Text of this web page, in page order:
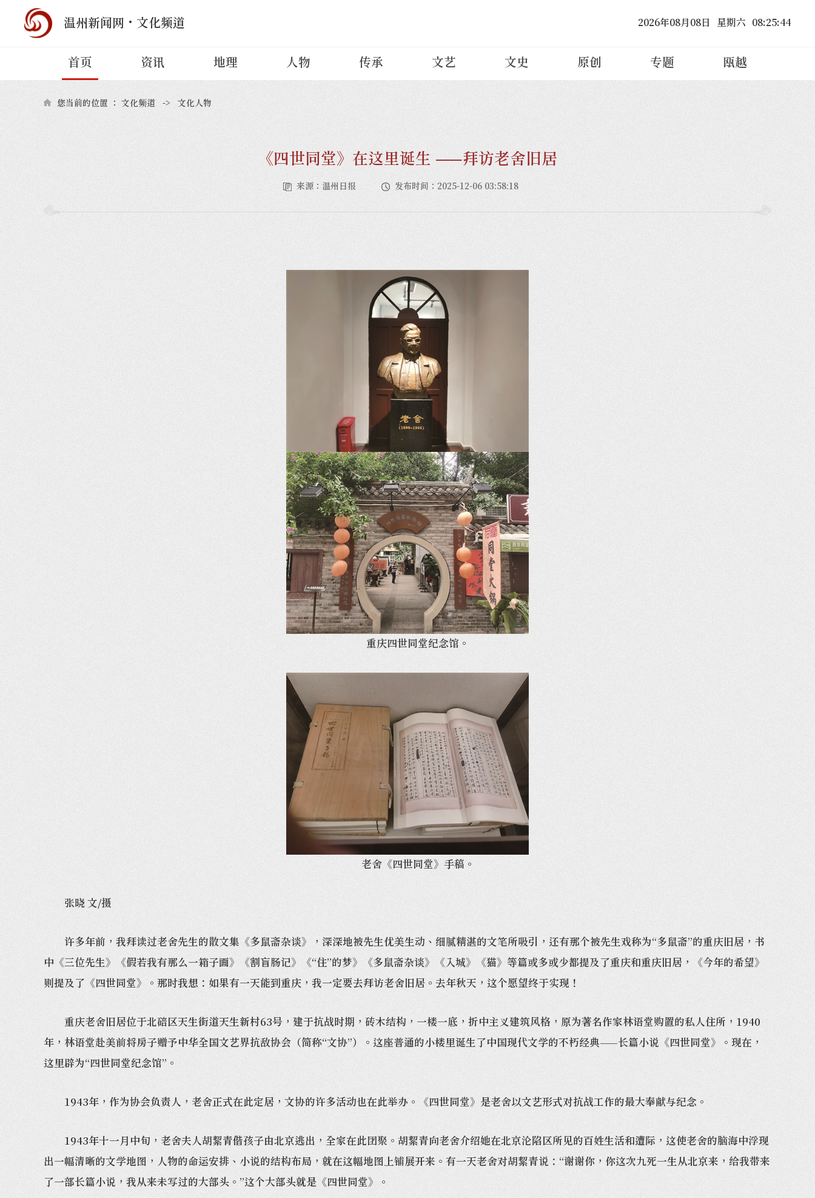
温州新闻网 · 文化频道 2026年08月 08日 星期六 08:25:45
首页 资讯 地理 人物 传承 文艺 文史 原创 专题 瓯越
您当前的位置 ： 文化频道 -> 文化人物
《四世同堂》在这里诞生 ——拜访老舍旧居
来源：温州日报 发布时间：2025-12-06 03:58:18
重庆四世同堂纪念馆。
老舍《四世同堂》手稿。
张晓 文/摄
许多年前，我拜读过老舍先生的散文集《多鼠斋杂谈》，深深地被先生优美生动、细腻精湛的文笔所吸引，还有那个被先生戏称为“多鼠斋”的重庆旧居，书
中《三位先生》《假若我有那么一箱子画》《割盲肠记》《“住”的梦》《多鼠斋杂谈》《入城》《猫》等篇或多或少都提及了重庆和重庆旧居，《今年的希望》
则提及了《四世同堂》。那时我想：如果有一天能到重庆，我一定要去拜访老舍旧居。去年秋天，这个愿望终于实现！
重庆老舍旧居位于北碚区天生街道天生新村63号，建于抗战时期，砖木结构，一楼一底，折中主义建筑风格，原为著名作家林语堂购置的私人住所，1940
年，林语堂赴美前将房子赠予中华全国文艺界抗敌协会（简称“文协”）。这座普通的小楼里诞生了中国现代文学的不朽经典——长篇小说《四世同堂》。现在，
这里辟为“四世同堂纪念馆”。
1943年，作为协会负责人，老舍正式在此定居，文协的许多活动也在此举办。《四世同堂》是老舍以文艺形式对抗战工作的最大奉献与纪念。
1943年十一月中旬，老舍夫人胡絜青偕孩子由北京逃出，全家在此团聚。胡絜青向老舍介绍她在北京沦陷区所见的百姓生活和遭际，这使老舍的脑海中浮现
出一幅清晰的文学地图，人物的命运安排、小说的结构布局，就在这幅地图上铺展开来。有一天老舍对胡絜青说：“谢谢你，你这次九死一生从北京来，给我带来
了一部长篇小说，我从来未写过的大部头。”这个大部头就是《四世同堂》。